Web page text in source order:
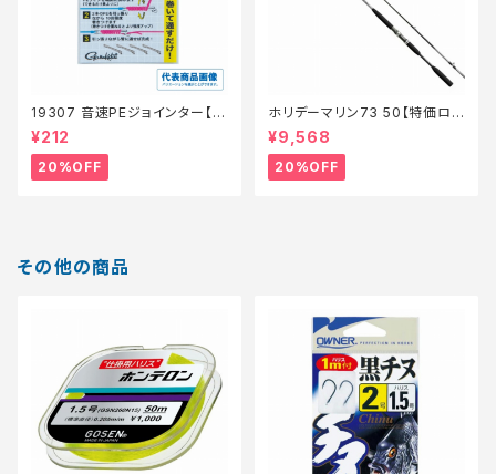
19307 音速PEジョインター【特
価仕掛】【20】
¥212
20%OFF
ホリデーマリン73 50【特価ロッ
ド】【20】
¥9,568
20%OFF
その他の商品